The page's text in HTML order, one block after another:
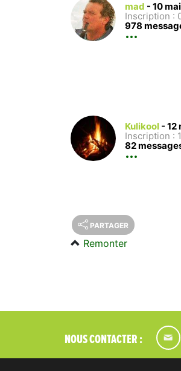
mad - 10
Inscription :
978
Kulikool - 12
Inscription :
82
PARTAGER
Remonter
NOUS CONTACTER :